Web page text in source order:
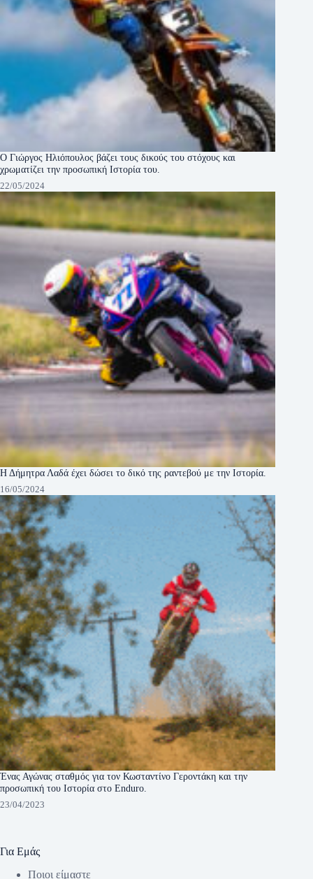
Ο Γιώργος Ηλιόπουλος βάζει τους δικούς του στόχους και
χρωματίζει την προσωπική Ιστορία του.
22/05/2024
Η Δήμητρα Λαδά έχει δώσει το δικό της ραντεβού με την Ιστορία.
16/05/2024
Ένας Αγώνας σταθμός για τον Κωσταντίνο Γεροντάκη και την
προσωπική του Ιστορία στο Enduro.
23/04/2023
Για Εμάς
Ποιοι είμαστε